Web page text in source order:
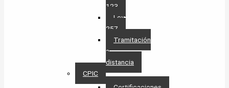
123
Ley
257
Tramitación
a
distancia
CPIC